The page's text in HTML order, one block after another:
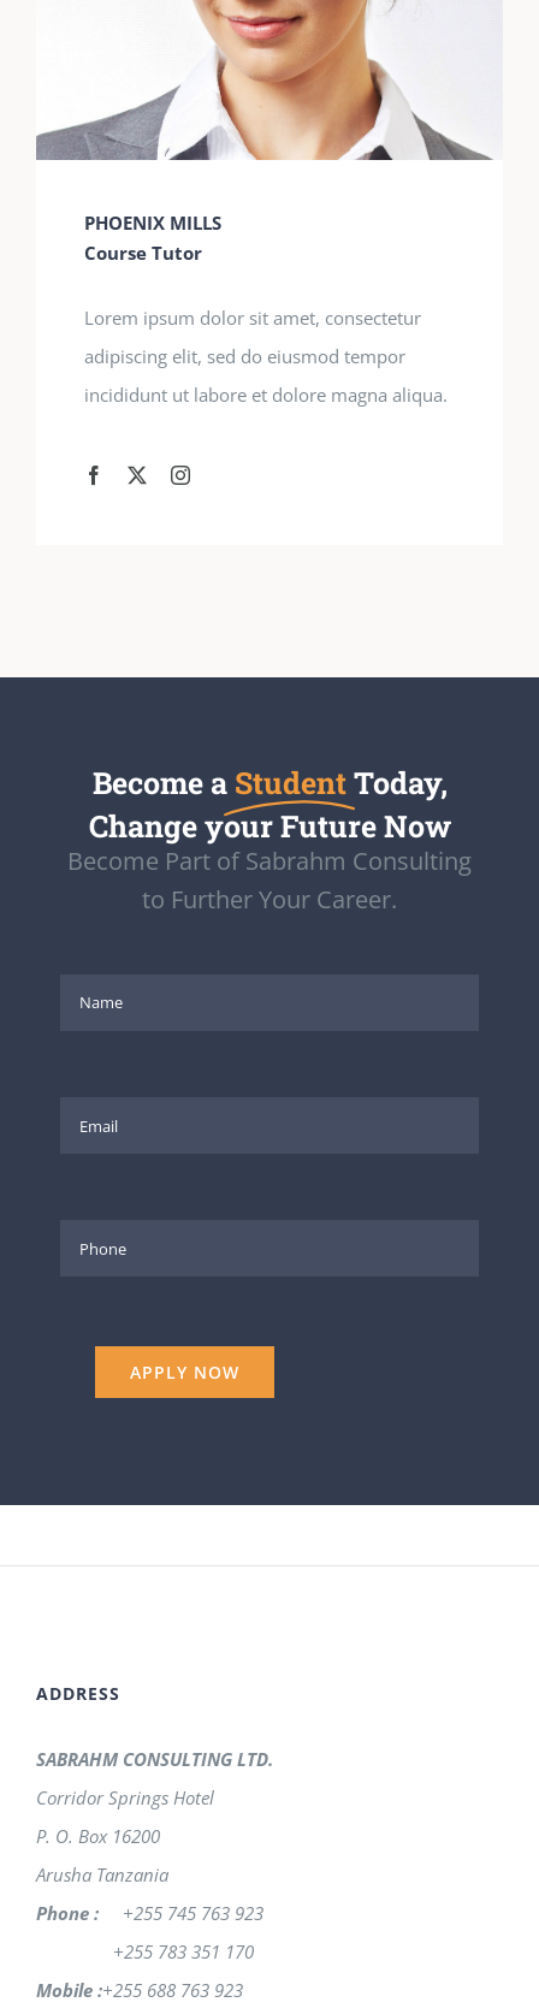
PHOENIX MILLS
Course Tutor
Lorem ipsum dolor sit amet, consectetur
adipiscing elit, sed do eiusmod tempor
incididunt ut labore et dolore magna aliqua.
Become a StudentToday,
Change your Future Now
Become Part of Sabrahm Consulting
to Further Your Career.
ADDRESS
SABRAHM CONSULTING LTD.
Corridor Springs Hotel
P. O. Box 16200
Arusha Tanzania
Phone : +255 745 763 923
+255 783 351 170
Mobile :+255 688 763 923